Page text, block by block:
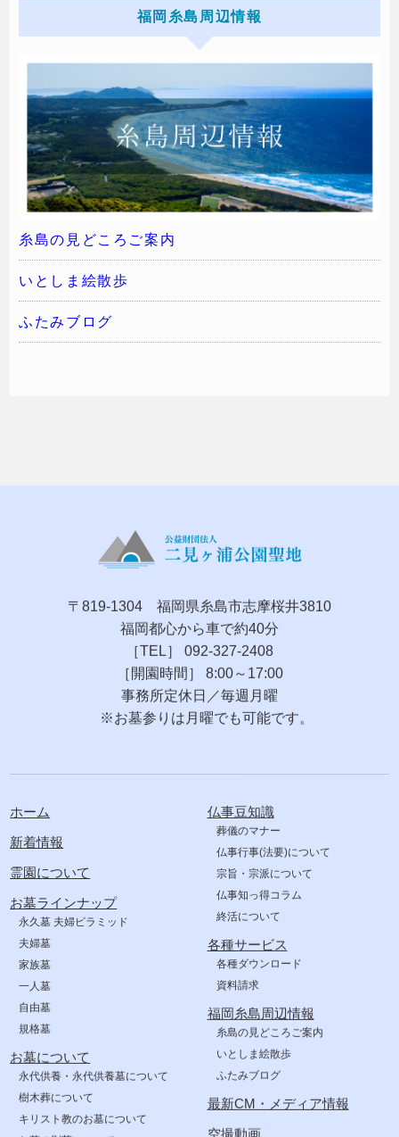
福岡糸島周辺情報
糸島の見どころご案内
いとしま絵散歩
ふたみブログ
〒819-1304 福岡県糸島市志摩桜井3810
福岡都心から車で約40分
［TEL］ 092-327-2408
［開園時間］ 8:00～17:00
事務所定休日／毎週月曜
※お墓参りは月曜でも可能です。
ホーム
新着情報
霊園について
お墓ラインナップ
永久墓 夫婦ピラミッド
夫婦墓
家族墓
一人墓
自由墓
規格墓
お墓について
永代供養・永代供養墓について
樹木葬について
キリスト教のお墓について
仏事豆知識
葬儀のマナー
仏事行事(法要)について
宗旨・宗派について
仏事知っ得コラム
終活について
各種サービス
各種ダウンロード
資料請求
福岡糸島周辺情報
糸島の見どころご案内
いとしま絵散歩
ふたみブログ
最新CM・メディア情報
空撮動画